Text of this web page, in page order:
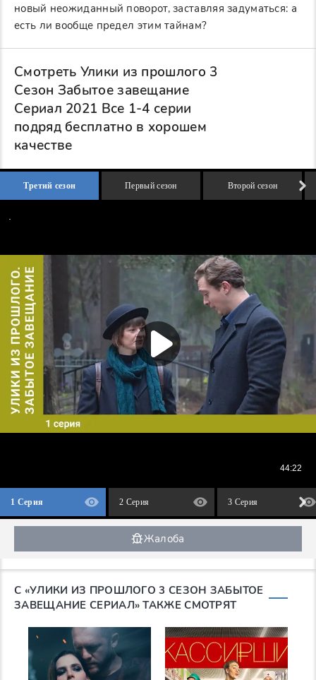
новый неожиданный поворот, заставляя задуматься: а
есть ли вообще предел этим тайнам?
Смотреть Улики из прошлого 3
Сезон Забытое завещание
Сериал 2021 Все 1-4 серии
подряд бесплатно в хорошем
качестве
Третий сезон Первый сезон Второй сезон
1 Серия 2 Серия 3 Серия
Жалоба
С «УЛИКИ ИЗ ПРОШЛОГО 3 СЕЗОН ЗАБЫТОЕ
ЗАВЕЩАНИЕ СЕРИАЛ» ТАКЖЕ СМОТРЯТ